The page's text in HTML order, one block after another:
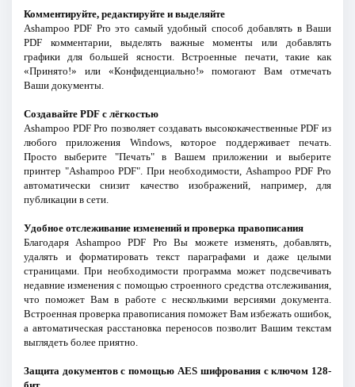
Комментируйте, редактируйте и выделяйте
Ashampoo PDF Pro это самый удобный способ добавлять в Ваши
PDF комментарии, выделять важные моменты или добавлять
графики для большей ясности. Встроенные печати, такие как
«Принято!» или «Конфиденциально!» помогают Вам отмечать
Ваши документы.
Создавайте PDF с лёгкостью
Ashampoo PDF Pro позволяет создавать высококачественные PDF из
любого приложения Windows, которое поддерживает печать.
Просто выберите "Печать" в Вашем приложении и выберите
принтер "Ashampoo PDF". При необходимости, Ashampoo PDF Pro
автоматически снизит качество изображений, например, для
публикации в сети.
Удобное отслеживание изменений и проверка правописания
Благодаря Ashampoo PDF Pro Вы можете изменять, добавлять,
удалять и форматировать текст параграфами и даже целыми
страницами. При необходимости программа может подсвечивать
недавние изменения с помощью строенного средства отслеживания,
что поможет Вам в работе с несколькими версиями документа.
Встроенная проверка правописания поможет Вам избежать ошибок,
а автоматическая расстановка переносов позволит Вашим текстам
выглядеть более приятно.
Защита документов с помощью AES шифрования с ключом 128-